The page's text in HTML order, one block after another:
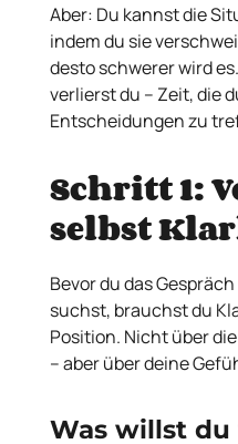
Aber: Du kannst die
indem du sie
desto schwerer wird
verlierst du – Zeit, die
Entscheidungen zu
Schritt 1:
selbst
Bevor du das
suchst, brauchst du
Position. Nicht über
– aber über deine
Was willst